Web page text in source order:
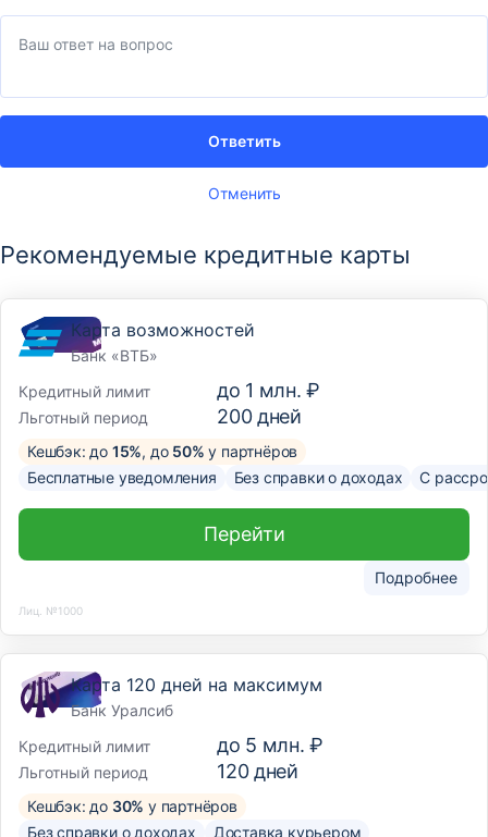
Отменить
Ответить
Рекомендуемые кредитные карты
Карта возможностей
Банк «ВТБ»
Кредитный лимит
до 1 млн. ₽
Льготный период 200дней
Кешбэк: до 15%, до 50% у партнёров
Бесплатные уведомления
Без справки о доходах С
Подробнее
Перейти
Лиц. №1000
Карта 120 дней на максимум
Банк Уралсиб
Кредитный лимит
до 5 млн. ₽
Льготный период 120дней
Кешбэк: до 30% у партнёров
Без справки о доходах
Доставка курьером